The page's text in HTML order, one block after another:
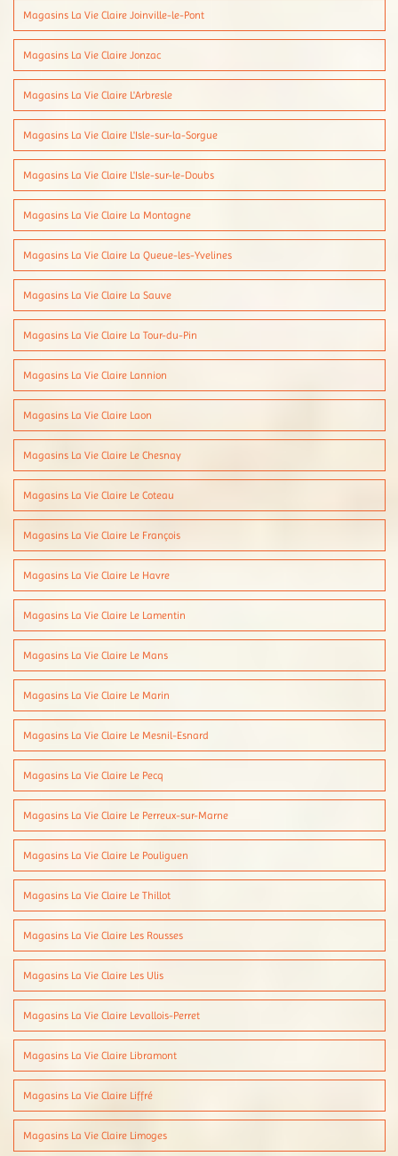
Magasins La Vie Claire Joinville-le-Pont
Magasins La Vie Claire Jonzac
Magasins La Vie Claire L'Arbresle
Magasins La Vie Claire L'Isle-sur-la-Sorgue
Magasins La Vie Claire L'Isle-sur-le-Doubs
Magasins La Vie Claire La Montagne
Magasins La Vie Claire La Queue-les-Yvelines
Magasins La Vie Claire La Sauve
Magasins La Vie Claire La Tour-du-Pin
Magasins La Vie Claire Lannion
Magasins La Vie Claire Laon
Magasins La Vie Claire Le Chesnay
Magasins La Vie Claire Le Coteau
Magasins La Vie Claire Le François
Magasins La Vie Claire Le Havre
Magasins La Vie Claire Le Lamentin
Magasins La Vie Claire Le Mans
Magasins La Vie Claire Le Marin
Magasins La Vie Claire Le Mesnil-Esnard
Magasins La Vie Claire Le Pecq
Magasins La Vie Claire Le Perreux-sur-Marne
Magasins La Vie Claire Le Pouliguen
Magasins La Vie Claire Le Thillot
Magasins La Vie Claire Les Rousses
Magasins La Vie Claire Les Ulis
Magasins La Vie Claire Levallois-Perret
Magasins La Vie Claire Libramont
Magasins La Vie Claire Liffré
Magasins La Vie Claire Limoges